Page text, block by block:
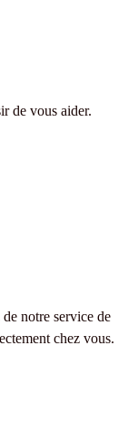
de vous aider.
notre service de
chez vous.